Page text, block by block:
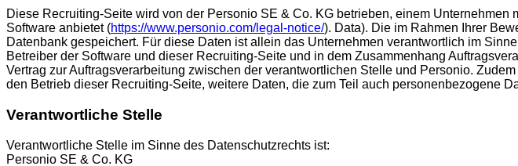
Diese Recruiting-Seite wird von der Personio SE & Co. KG betrieben, einem
Software anbietet (https://www.personio.com/legal-notice/). Data). Die im Rahmen Ihrer
Datenbank gespeichert. Für diese Daten ist allein das Unternehmen verantwortlich im
Betreiber der Software und dieser Recruiting-Seite und in dem Zusammenhang
Vertrag zur Auftragsverarbeitung zwischen der verantwortlichen Stelle und Personio.
den Betrieb dieser Recruiting-Seite, weitere Daten, die zum Teil auch personenbezogene
Verantwortliche Stelle
Verantwortliche Stelle im Sinne des Datenschutzrechts ist:
Personio SE & Co. KG